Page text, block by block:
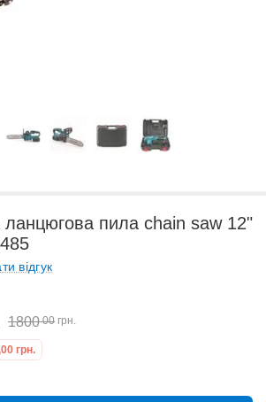
пила chain saw 12"
відгук
1800 00 грн.
грн.